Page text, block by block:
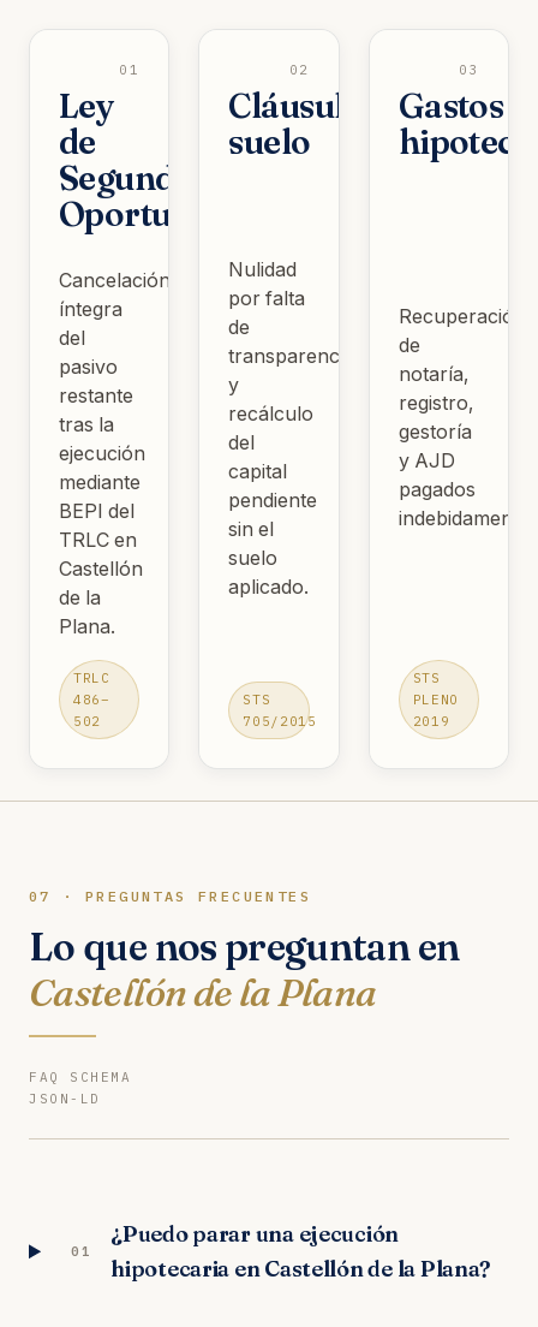
01
Ley
de
Segunda
Oportunidad
Cancelación
íntegra
del
pasivo
restante
tras la
ejecución
mediante
BEPI del
TRLC en
Castellón
de la
Plana.
TRLC
486–
502
02
Cláusula
suelo
Nulidad
por falta
de
transparencia
y
recálculo
del
capital
pendiente
sin el
suelo
aplicado.
STS
705/2015
03
Gastos
Recuperación
de
notaría,
registro,
gestoría
y AJD
pagados
indebidamente.
STS
PLENO
2019
07 · PREGUNTAS FRECUENTES
Lo que nos preguntan en
Castellón de la Plana
FAQ SCHEMA
JSON-LD
01
¿Puedo parar una ejecución
hipotecaria en Castellón de la Plana?